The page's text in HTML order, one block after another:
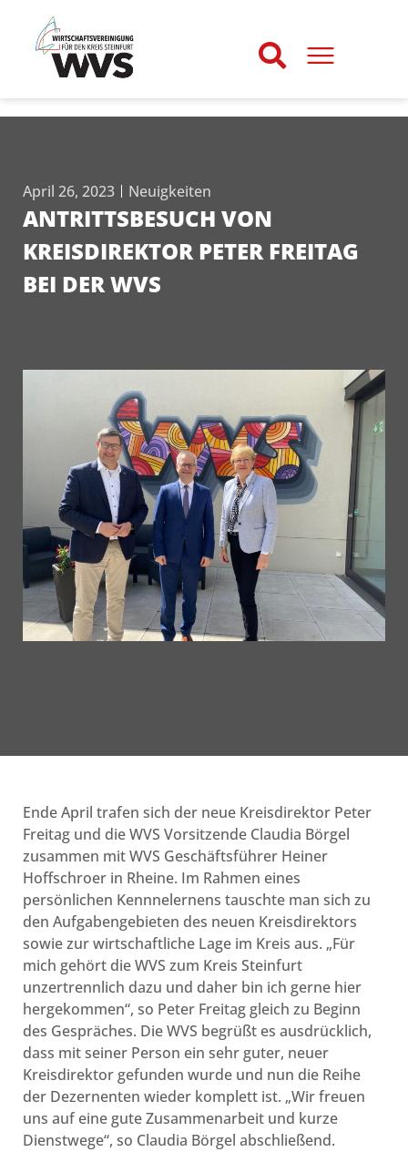
April 26, 2023 Neuigkeiten
ANTRITTSBESUCH VON
KREISDIREKTOR PETER FREITAG
BEI DER WVS
Ende April trafen sich der neue Kreisdirektor Peter
Freitag und die WVS Vorsitzende Claudia Börgel
zusammen mit WVS Geschäftsführer Heiner
Hoffschroer in Rheine. Im Rahmen eines
persönlichen Kennnelernens tauschte man sich zu
den Aufgabengebieten des neuen Kreisdirektors
sowie zur wirtschaftliche Lage im Kreis aus. „Für
mich gehört die WVS zum Kreis Steinfurt
unzertrennlich dazu und daher bin ich gerne hier
hergekommen“, so Peter Freitag gleich zu Beginn
des Gespräches. Die WVS begrüßt es ausdrücklich,
dass mit seiner Person ein sehr guter, neuer
Kreisdirektor gefunden wurde und nun die Reihe
der Dezernenten wieder komplett ist. „Wir freuen
uns auf eine gute Zusammenarbeit und kurze
Dienstwege“, so Claudia Börgel abschließend.